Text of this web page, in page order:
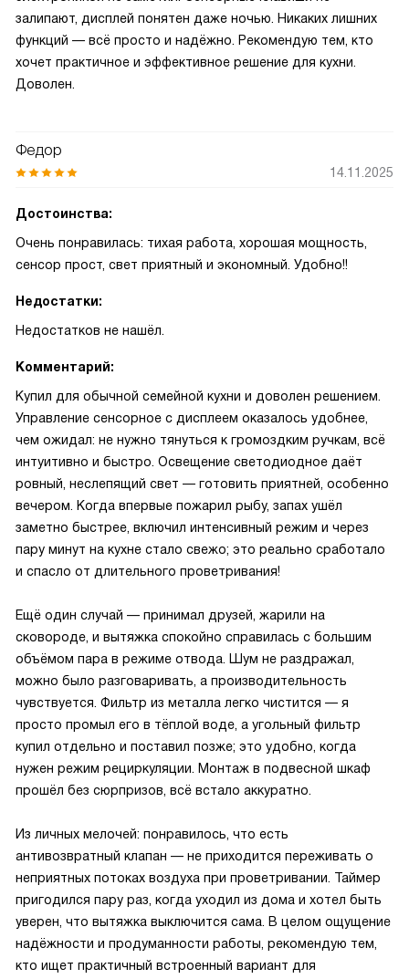
залипают, дисплей понятен даже ночью. Никаких лишних
функций — всё просто и надёжно. Рекомендую тем, кто
хочет практичное и эффективное решение для кухни.
Доволен.
Федор
14.11.2025
Достоинства:
Очень понравилась: тихая работа, хорошая мощность,
сенсор прост, свет приятный и экономный. Удобно!!
Недостатки:
Недостатков не нашёл.
Комментарий:
Купил для обычной семейной кухни и доволен решением.
Управление сенсорное с дисплеем оказалось удобнее,
чем ожидал: не нужно тянуться к громоздким ручкам, всё
интуитивно и быстро. Освещение светодиодное даёт
ровный, неслепящий свет — готовить приятней, особенно
вечером. Когда впервые пожарил рыбу, запах ушёл
заметно быстрее, включил интенсивный режим и через
пару минут на кухне стало свежо; это реально сработало
и спасло от длительного проветривания!
Ещё один случай — принимал друзей, жарили на
сковороде, и вытяжка спокойно справилась с большим
объёмом пара в режиме отвода. Шум не раздражал,
можно было разговаривать, а производительность
чувствуется. Фильтр из металла легко чистится — я
просто промыл его в тёплой воде, а угольный фильтр
купил отдельно и поставил позже; это удобно, когда
нужен режим рециркуляции. Монтаж в подвесной шкаф
прошёл без сюрпризов, всё встало аккуратно.
Из личных мелочей: понравилось, что есть
антивозвратный клапан — не приходится переживать о
неприятных потоках воздуха при проветривании. Таймер
пригодился пару раз, когда уходил из дома и хотел быть
уверен, что вытяжка выключится сама. В целом ощущение
надёжности и продуманности работы, рекомендую тем,
кто ищет практичный встроенный вариант для